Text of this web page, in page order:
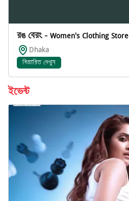
রঙ বেরং - Women's Clothing Store
Dhaka
বিস্তারিত দেখুন
ইভেন্ট